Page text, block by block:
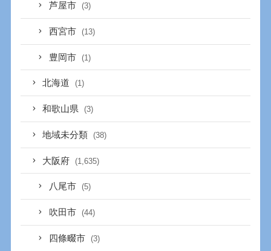
芦屋市 (3)
西宮市 (13)
豊岡市 (1)
北海道 (1)
和歌山県 (3)
地域未分類 (38)
大阪府 (1,635)
八尾市 (5)
吹田市 (44)
四條畷市 (3)